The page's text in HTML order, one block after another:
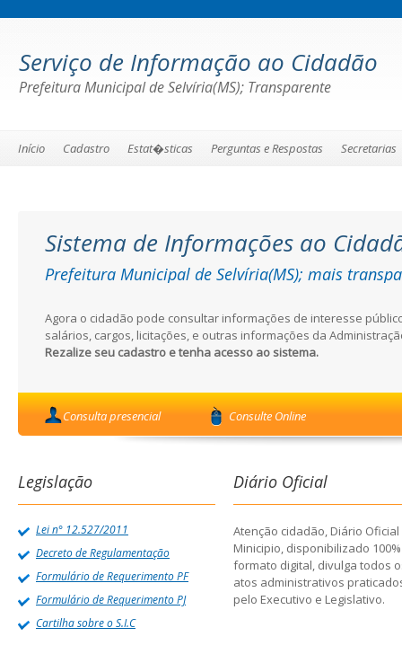
Serviço de Informação ao Cidadão
Prefeitura Municipal de Selvíria(MS); Transparente
Início Cadastro Estat�sticas Perguntas e Respostas Secretarias
Sistema de Informações ao
Prefeitura Municipal de Selvíria(MS); mais
Agora o cidadão pode consultar informações de interesse
salários, cargos, licitações, e outras informações da
Rezalize seu cadastro e tenha acesso ao sistema.
Consulta presencial Consulte Online
Legislação
Lei n° 12.527/2011
Decreto de Regulamentação
Formulário de Requerimento PF
Formulário de Requerimento PJ
Cartilha sobre o S.I.C
Diário Oficial
Atenção cidadão, Diário
Minicipio, disponibilizado
formato digital, divulga todos
atos administrativos
pelo Executivo e Legislativo.